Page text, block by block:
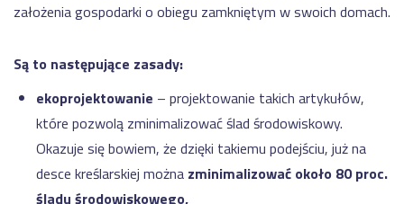
założenia gospodarki o obiegu zamkniętym w swoich domach.
Są to następujące zasady:
ekoprojektowanie – projektowanie takich artykułów,
które pozwolą zminimalizować ślad środowiskowy.
Okazuje się bowiem, że dzięki takiemu podejściu, już na
desce kreślarskiej można zminimalizować około 80 proc.
śladu środowiskowego,